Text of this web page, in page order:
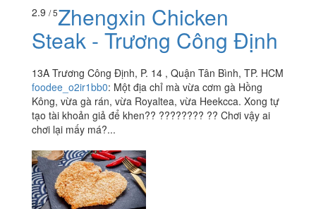
2.9 / 5Zhengxin Chicken
Steak - Trương Công Định
13A Trương Công Định, P. 14 , Quận Tân Bình, TP. HCM
foodee_o2ir1bb0: Một địa chỉ mà vừa cơm gà Hồng
Kông, vừa gà rán, vừa Royaltea, vừa Heekcca. Xong tự
tạo tài khoản giả để khen?? ???????? ?? Chơi vậy ai
chơi lại mấy má?...